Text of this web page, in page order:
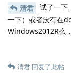
清君
试了一下
一下）或者没有在
Windows2012R么
清君 回复了此帖